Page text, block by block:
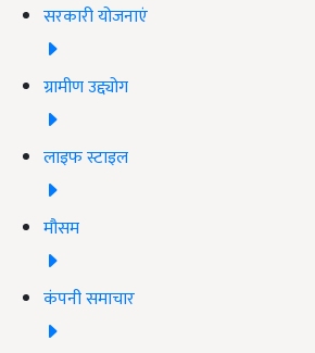
सरकारी योजनाएं
ग्रामीण उद्द्योग
लाइफ स्टाइल
मौसम
कंपनी समाचार